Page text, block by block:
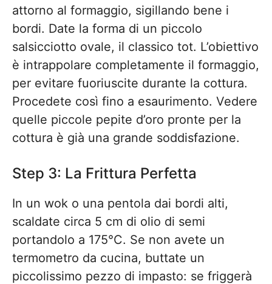
attorno al formaggio, sigillando bene i
bordi. Date la forma di un piccolo
salsicciotto ovale, il classico tot. L’obiettivo
è intrappolare completamente il formaggio,
per evitare fuoriuscite durante la cottura.
Procedete così fino a esaurimento. Vedere
quelle piccole pepite d’oro pronte per la
cottura è già una grande soddisfazione.
Step 3: La Frittura Perfetta
In un wok o una pentola dai bordi alti,
scaldate circa 5 cm di olio di semi
portandolo a 175°C. Se non avete un
termometro da cucina, buttate un
piccolissimo pezzo di impasto: se friggerà